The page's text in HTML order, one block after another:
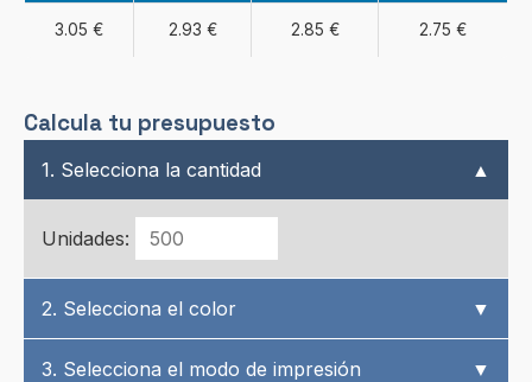
3.05 € 2.93 € 2.85 € 2.75 €
Calcula tu presupuesto
1. Selecciona la cantidad ▲
Unidades:
2. Selecciona el color ▼
3. Selecciona el modo de impresión ▼